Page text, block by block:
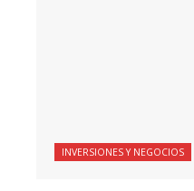
INVERSIONES Y NEGOCIOS